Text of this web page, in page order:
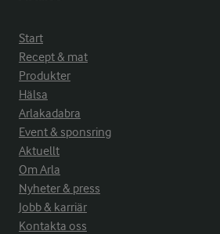
Start
Recept & mat
Produkter
Hälsa
Arlakadabra
Event & sponsring
Aktuellt
Om Arla
Nyheter & press
Jobb & karriär
Kontakta oss